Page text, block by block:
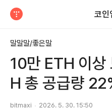
코인
말말말/좋은말
10만 ETH 이상
H 총 공급량
bitmaxi 2026. 5. 30. 15:50